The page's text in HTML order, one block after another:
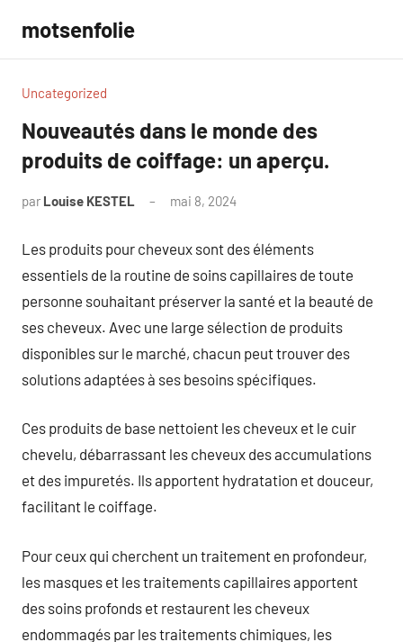
contenu
motsenfolie
Uncategorized
Nouveautés dans le monde des
produits de coiffage: un aperçu.
par Louise KESTEL mai 8, 2024
Les produits pour cheveux sont des éléments
essentiels de la routine de soins capillaires de toute
personne souhaitant préserver la santé et la beauté de
ses cheveux. Avec une large sélection de produits
disponibles sur le marché, chacun peut trouver des
solutions adaptées à ses besoins spécifiques.
Ces produits de base nettoient les cheveux et le cuir
chevelu, débarrassant les cheveux des accumulations
et des impuretés. Ils apportent hydratation et douceur,
facilitant le coiffage.
Pour ceux qui cherchent un traitement en profondeur,
les masques et les traitements capillaires apportent
des soins profonds et restaurent les cheveux
endommagés par les traitements chimiques, les